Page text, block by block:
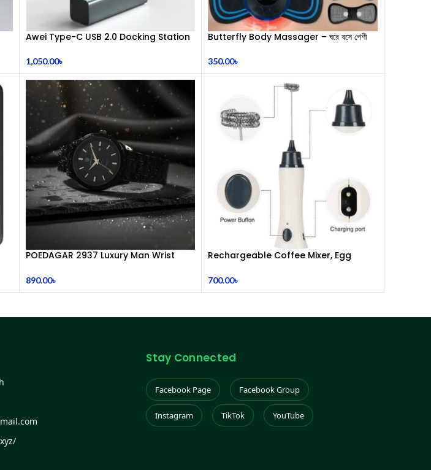
Awei Type-C USB 2.0 Docking Station
1,050.00৳
Butterfly Body Massager – ঘরে বসে পেশী
350.00৳
POEDAGAR 2937 Luxury Man Wrist
890.00৳
Rechargeable Coffee Mixer, Egg
700.00৳
Stay Connected
Facebook Page Facebook Group
Instagram TikTok YouTube